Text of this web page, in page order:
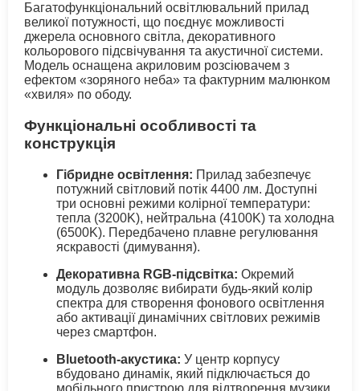
Багатофункціональний освітлювальний прилад
великої потужності, що поєднує можливості
джерела основного світла, декоративного
кольорового підсвічування та акустичної системи.
Модель оснащена акриловим розсіювачем з
ефектом «зоряного неба» та фактурним малюнком
«хвиля» по ободу.
Функціональні особливості та
конструкція
Гібридне освітлення: Прилад забезпечує
потужний світловий потік 4400 лм. Доступні
три основні режими колірної температури:
тепла (3200K), нейтральна (4100K) та холодна
(6500K). Передбачено плавне регулювання
яскравості (димування).
Декоративна RGB-підсвітка: Окремий
модуль дозволяє вибирати будь-який колір
спектра для створення фонового освітлення
або активації динамічних світлових режимів
через смартфон.
Bluetooth-акустика: У центр корпусу
вбудовано динамік, який підключається до
мобільного пристрою для відтворення музики,